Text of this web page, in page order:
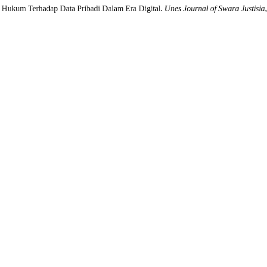
Terhadap Data Pribadi Dalam Era Digital. Unes Journal of Swara Justisia,